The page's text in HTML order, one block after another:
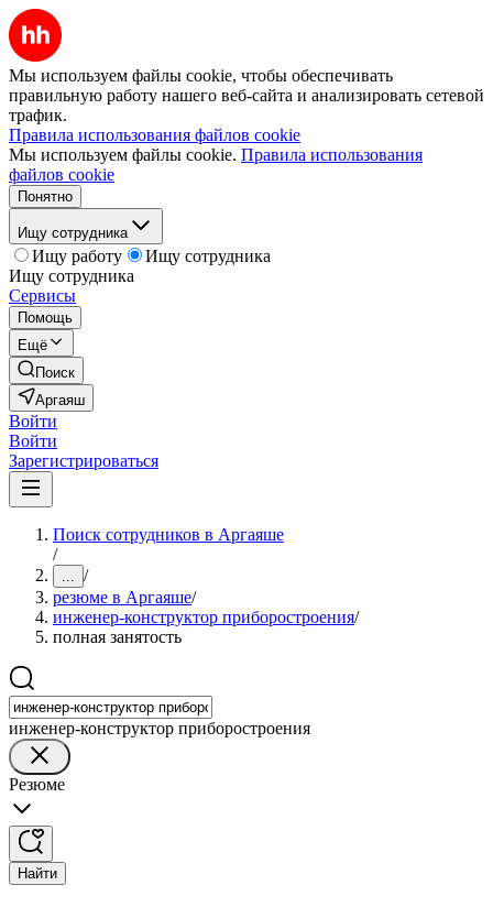
Мы используем файлы cookie, чтобы обеспечивать
правильную работу нашего веб-сайта и анализировать сетевой
трафик.
Правила использования файлов cookie
Мы используем файлы cookie. Правила использования
файлов cookie
Понятно
Ищу сотрудника
Ищу работу
Ищу сотрудника
Ищу сотрудника
Сервисы
Помощь
Ещё
Поиск
Аргаяш
Войти
Войти
Зарегистрироваться
Поиск сотрудников в Аргаяше
/
... /
резюме в Аргаяше/
инженер-конструктор приборостроения/
полная занятость
инженер-конструктор приборостроения
Резюме
Найти